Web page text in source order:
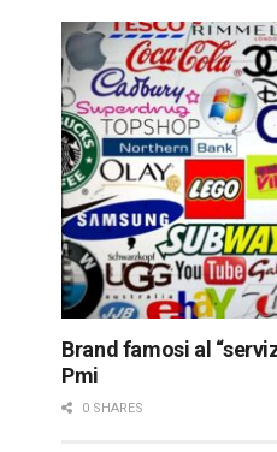
Brand famosi al
Pmi
0 SHARES